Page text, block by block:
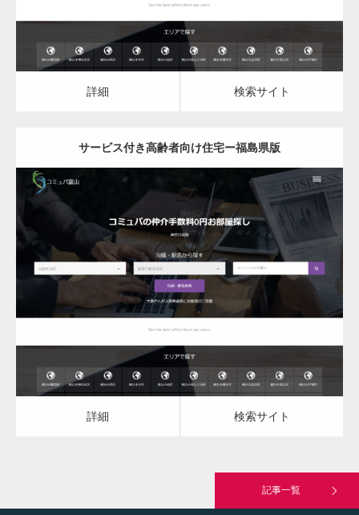
詳細 検索サイト
サービス付き高齢者向け住宅ー福島県版
更新日： 2023.03.09
サービス付き高齢者向け住宅
詳細 検索サイト
詳細 検索サイト
記事一覧
変幻自在、あらゆる業種に対応可能な新しい
カスタム投稿タイプ実…
一般社団法人高齢者支援協会がコミュパ.com
通常投稿
Hello world!